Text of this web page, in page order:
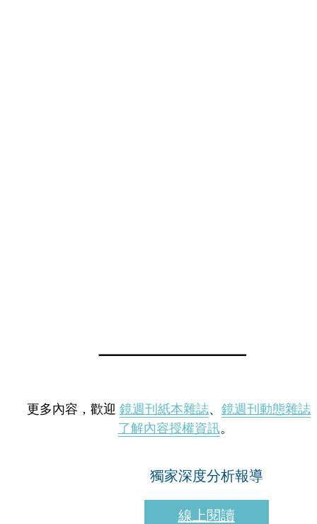
更多內容，歡迎 鏡週刊紙本雜誌、 鏡週刊動態雜誌
了解內容授權資訊。
獨家深度分析報導
線上閱讀